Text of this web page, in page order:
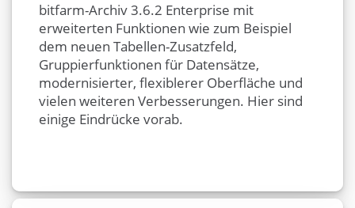
bitfarm-Archiv 3.6.2 Enterprise mit
erweiterten Funktionen wie zum Beispiel
dem neuen Tabellen-Zusatzfeld,
Gruppierfunktionen für Datensätze,
modernisierter, flexiblerer Oberfläche und
vielen weiteren Verbesserungen. Hier sind
einige Eindrücke vorab.